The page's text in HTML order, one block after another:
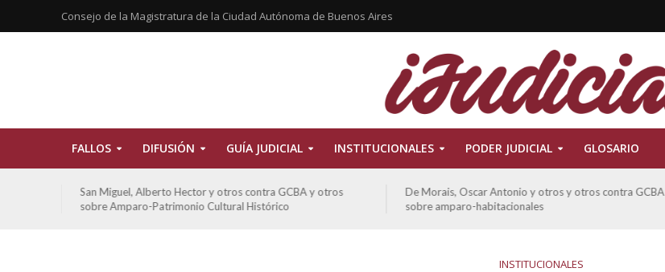
Consejo de la Magistratura de la Ciudad Autónoma de Buenos Aires
FALLOS DIFUSIÓN GUÍA JUDICIAL INSTITUCIONALES PODER JUDICIAL GLOSARIO
San Miguel, Alberto Hector y otros contra GCBA y otros
sobre Amparo-Patrimonio Cultural Histórico
De Morais, Oscar Antonio y otros y otros contra GCBA
sobre amparo-habitacionales
INSTITUCIONALES